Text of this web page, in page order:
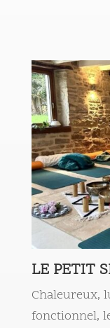
LE PETIT
Chaleureux,
fonctionnel,